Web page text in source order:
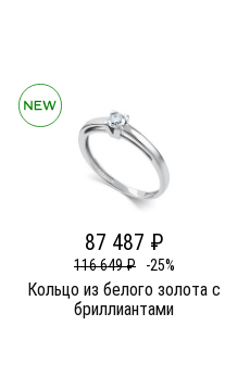
87 487 ₽
116 649 ₽ -25%
Кольцо из белого золота c
бриллиантами